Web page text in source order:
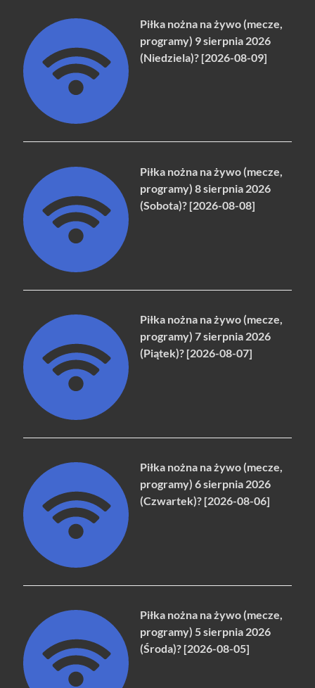
Piłka nożna na żywo (mecze,
programy) 9 sierpnia 2026
(Niedziela)? [2026-08-09]
Piłka nożna na żywo (mecze,
programy) 8 sierpnia 2026
(Sobota)? [2026-08-08]
Piłka nożna na żywo (mecze,
programy) 7 sierpnia 2026
(Piątek)? [2026-08-07]
Piłka nożna na żywo (mecze,
programy) 6 sierpnia 2026
(Czwartek)? [2026-08-06]
Piłka nożna na żywo (mecze,
programy) 5 sierpnia 2026
(Środa)? [2026-08-05]